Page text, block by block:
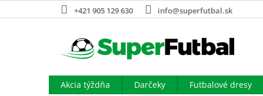
na
+421 905 129 630 info@superfutbal.sk
Akcia týždňa Darčeky Futbalové dresy